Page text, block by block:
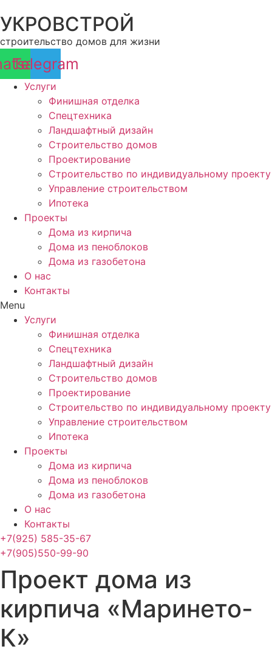
к
УКРОВСТРОЙ
строительство домов для жизни
Telegram
Услуги
Финишная отделка
Спецтехника
Ландшафтный дизайн
Строительство домов
Проектирование
Строительство по индивидуальному проекту
Управление строительством
Ипотека
Проекты
Дома из кирпича
Дома из пеноблоков
Дома из газобетона
О нас
Контакты
Menu
Услуги
Финишная отделка
Спецтехника
Ландшафтный дизайн
Строительство домов
Проектирование
Строительство по индивидуальному проекту
Управление строительством
Ипотека
Проекты
Дома из кирпича
Дома из пеноблоков
Дома из газобетона
О нас
Контакты
+7(925) 585-35-67
+7(905)550-99-90
Проект дома из
кирпича «Маринето-
К»